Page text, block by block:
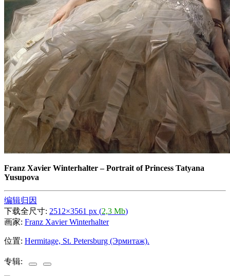
Franz Xavier Winterhalter–Portrait of Princess Tatyana
Yusupova
编辑归因
下载全尺寸: 2512×3561 px (2,3 Mb)
画家: Franz Xavier Winterhalter
位置: Hermitage, St. Petersburg (Эрмитаж).
专辑: